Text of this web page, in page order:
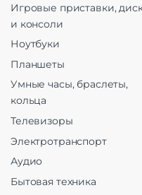
Игровые приставки,
и консоли
Ноутбуки
Планшеты
Умные часы, браслеты,
кольца
Телевизоры
Электротранспорт
Аудио
Бытовая техника